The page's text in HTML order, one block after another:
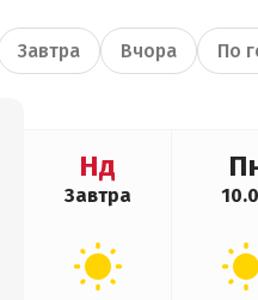
Завтра Вчора По
Нд
Завтра